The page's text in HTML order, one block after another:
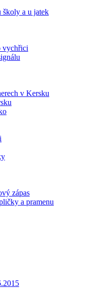
školy a u jatek
vychřici
v Kersku
zápas
a pramenu